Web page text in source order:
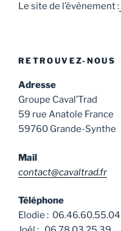
Le site de l’évènement :
RETROUVEZ-NOUS
Adresse
Groupe Caval’Trad
59 rue Anatole France
59760 Grande-Synthe
Mail
contact@cavaltrad.fr
Téléphone
Elodie : 06.46.60.55.04